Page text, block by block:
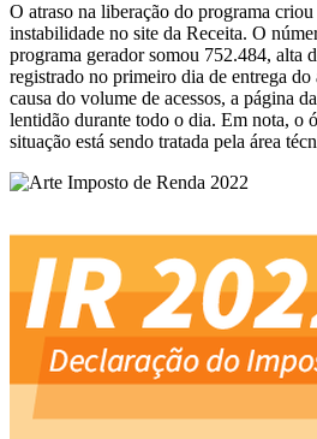
O atraso na liberação do programa
instabilidade no site da Receita. O
programa gerador somou 752.484, alta
registrado no primeiro dia de entrega
causa do volume de acessos, a página
lentidão durante todo o dia. Em nota, o
situação está sendo tratada pela área